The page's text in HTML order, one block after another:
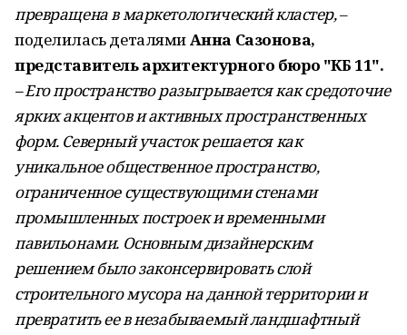
превращена в маркетологический кластер,–
поделилась деталямиАнна Сазонова,
представитель архитектурного бюро "КБ 11".
– Его пространство разыгрывается как средоточие
ярких акцентов и активных пространственных
форм. Северный участок решается как
уникальное общественное пространство,
ограниченное существующими стенами
промышленных построек и временными
павильонами. Основным дизайнерским
решением было законсервировать слой
строительного мусора на данной территории и
превратить ее в незабываемый ландшафтный